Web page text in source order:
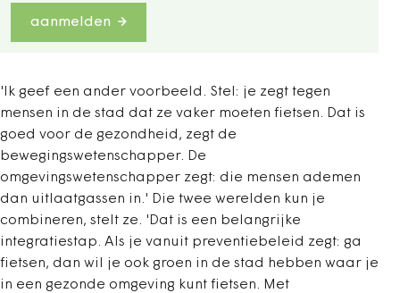
aanmelden
'Ik geef een ander voorbeeld. Stel: je zegt tegen
mensen in de stad dat ze vaker moeten fietsen. Dat is
goed voor de gezondheid, zegt de
bewegingswetenschapper. De
omgevingswetenschapper zegt: die mensen ademen
dan uitlaatgassen in.' Die twee werelden kun je
combineren, stelt ze. 'Dat is een belangrijke
integratiestap. Als je vanuit preventiebeleid zegt: ga
fietsen, dan wil je ook groen in de stad hebben waar je
in een gezonde omgeving kunt fietsen. Met